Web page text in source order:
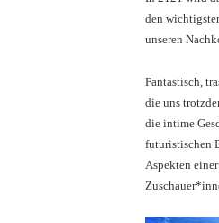
den
unseren
Fantastisch,
die uns
die intime
futuristischen
Aspekten